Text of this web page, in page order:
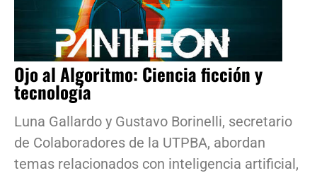
Ojo al Algoritmo: Ciencia ficción y
tecnología
Luna Gallardo y Gustavo Borinelli, secretario
de Colaboradores de la UTPBA, abordan
temas relacionados con inteligencia artificial,